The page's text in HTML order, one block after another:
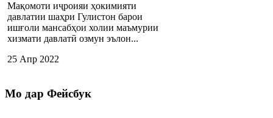
Мақомоти иҷроияи ҳокимияти
давлатии шаҳри Гулистон барои
ишғоли мансабҳои холии маъмурии
хизмати давлатӣ озмун эълон...
25 Апр 2022
Мо дар Фейсбук